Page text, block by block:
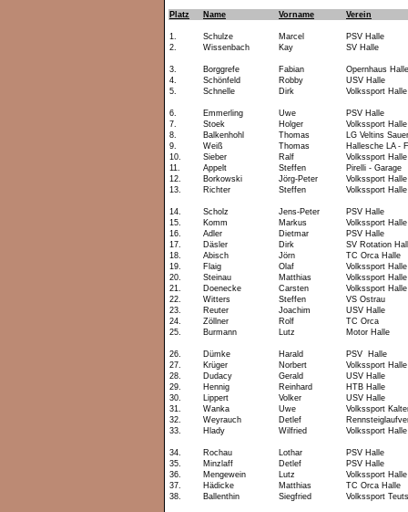
Platz Name Vorname Verein
1. Schulze Marcel
PSV Halle
2.
Wissenbach Kay SV Halle
3. Borggrefe Fabian
Opernhaus Halle
4.
Schönfeld Robby
USV Halle
5.
Schnelle Dirk Volkssport Halle
6. Emmerling Uwe
PSV Halle
7.
Stoek Holger
Volkssport Halle
8.
Balkenhohl Thomas
LG Veltins
9.
Weiß Thomas
Hallesche LA -
10.
Sieber Ralf
Volkssport Halle
11.
Appelt Steffen
Pirelli - Garage
12.
Borkowski Jörg-Peter
Volkssport Halle
13.
Richter Steffen Volkssport Halle
14. Scholz Jens-Peter
PSV Halle
15.
Komm Markus
Volkssport Halle
16.
Adler Dietmar
PSV Halle
17.
Däsler Dirk
SV Rotation
18.
Abisch Jörn
TC Orca Halle
19.
Flaig Olaf
Volkssport Halle
20.
Steinau Matthias
Volkssport Halle
21.
Doenecke Carsten
Volkssport Halle
22.
Witters Steffen
VS Ostrau
23.
Reuter Joachim
USV Halle
24.
Zöllner Rolf
TC Orca
25.
Burmann Lutz Motor Halle
26. Dümke Harald
PSV Halle
27.
Krüger Norbert
Volkssport Halle
28.
Dudacy Gerald
USV Halle
29.
Hennig Reinhard
HTB Halle
30.
Lippert Volker
USV Halle
31.
Wanka Uwe
Volkssport
32.
Weyrauch Detlef
33.
Hlady Wilfried Volkssport Halle
34. Rochau Lothar
PSV Halle
35.
Minzlaff Detlef
PSV Halle
36.
Mengewein Lutz
Volkssport Halle
37.
Hädicke Matthias
TC Orca Halle
38.
Ballenthin Siegfried Volkssport